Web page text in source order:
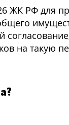
ЖК РФ для
на такую